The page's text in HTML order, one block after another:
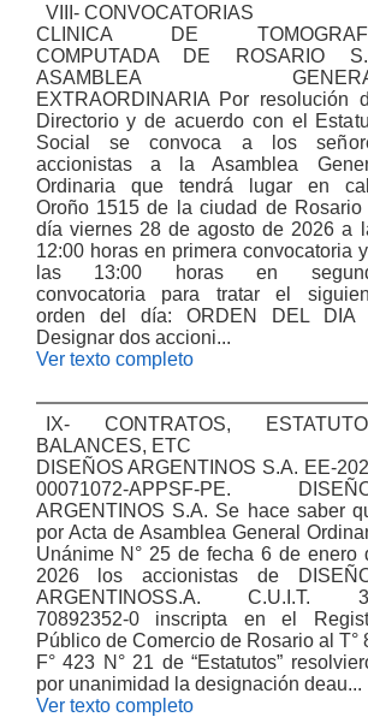
VIII- CONVOCATORIAS
CLINICA DE
COMPUTADA DE ROSARIO
ASAMBLEA
EXTRAORDINARIA Por resolución
Directorio y de acuerdo con el
Social se convoca a los
accionistas a la Asamblea
Ordinaria que tendrá lugar en
Oroño 1515 de la ciudad de Rosario
día viernes 28 de agosto de 2026 a
12:00 horas en primera convocatoria
las 13:00 horas en
convocatoria para tratar el
orden del día: ORDEN DEL DIA
Designar dos accioni...
Ver texto completo
IX- CONTRATOS,
BALANCES, ETC
DISEÑOS ARGENTINOS S.A. EE-
00071072-APPSF-PE.
ARGENTINOS S.A. Se hace saber
por Acta de Asamblea General
Unánime N° 25 de fecha 6 de enero
2026 los accionistas de
ARGENTINOSS.A. C.U.I.T.
70892352-0 inscripta en el
Público de Comercio de Rosario al T°
F° 423 N° 21 de “Estatutos”
por unanimidad la designación deau...
Ver texto completo